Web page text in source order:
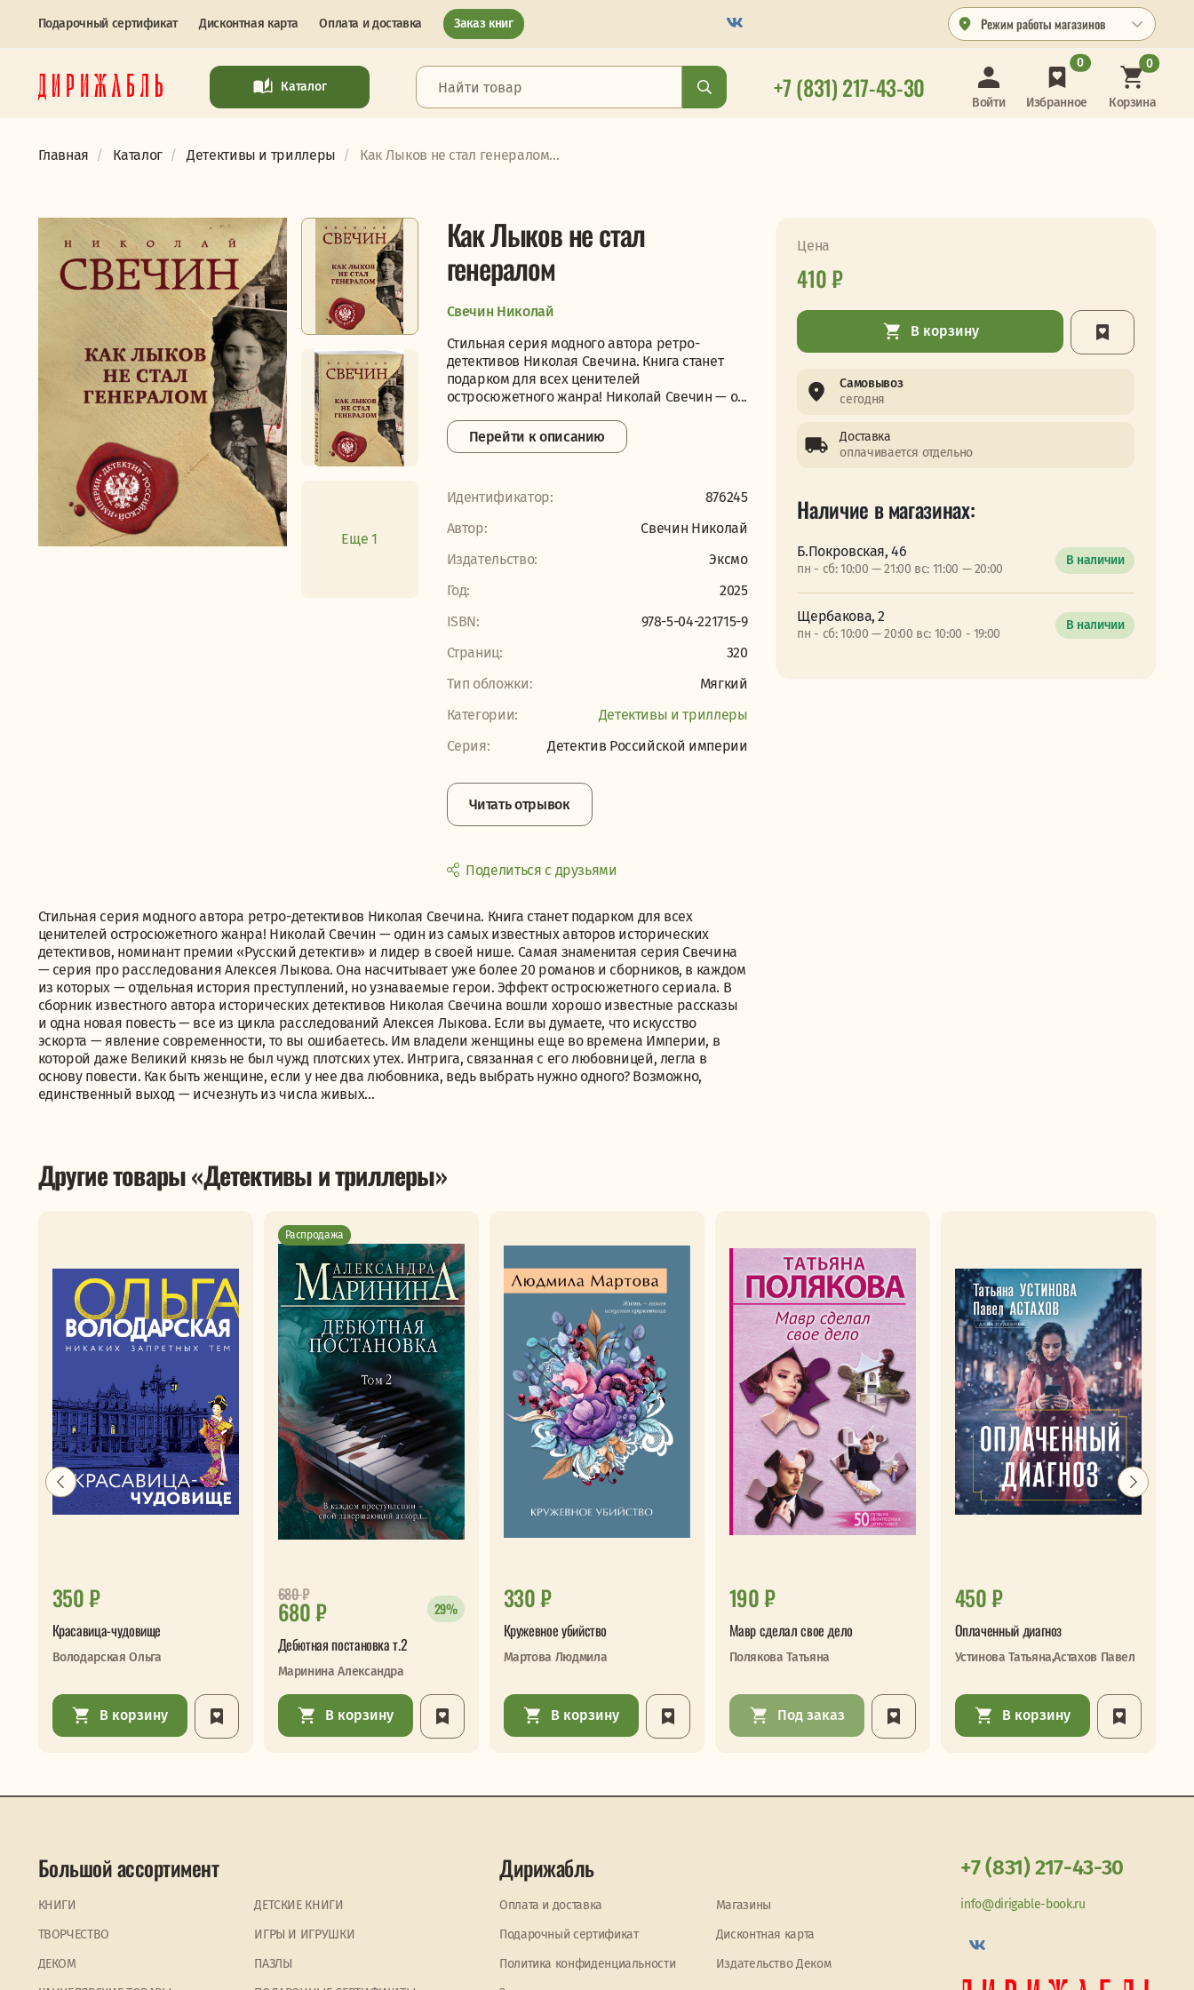
Подарочный сертификат Дисконтная карта Оплата и доставка Заказ книг Режим работы магазинов
Каталог +7 (831) 217-43-30 Войти Избранное
0
Корзина
0
Главная Каталог Детективы и триллеры Как Лыков не стал генералом...
Еще 1
Как Лыков не стал
генералом
Свечин Николай
Стильная серия модного автора ретро-
детективов Николая Свечина. Книга станет
подарком для всех ценителей
остросюжетного жанра! Николай Свечин — о...
Перейти к описанию
Идентификатор:
876245
Автор:
Свечин Николай
Издательство:
Эксмо
Год:
2025
ISBN:
978-5-04-221715-9
Страниц:
320
Тип обложки:
Мягкий
Категории:
Детективы и триллеры
Серия:
Детектив Российской империи
Читать отрывок
Поделиться с друзьями
Стильная серия модного автора ретро-детективов Николая Свечина. Книга станет подарком для всех
ценителей остросюжетного жанра! Николай Свечин — один из самых известных авторов исторических
детективов, номинант премии «Русский детектив» и лидер в своей нише. Самая знаменитая серия Свечина
— серия про расследования Алексея Лыкова. Она насчитывает уже более 20 романов и сборников, в каждом
из которых — отдельная история преступлений, но узнаваемые герои. Эффект остросюжетного сериала. В
сборник известного автора исторических детективов Николая Свечина вошли хорошо известные рассказы
и одна новая повесть — все из цикла расследований Алексея Лыкова. Если вы думаете, что искусство
эскорта — явление современности, то вы ошибаетесь. Им владели женщины еще во времена Империи, в
которой даже Великий князь не был чужд плотских утех. Интрига, связанная с его любовницей, легла в
основу повести. Как быть женщине, если у нее два любовника, ведь выбрать нужно одного? Возможно,
единственный выход — исчезнуть из числа живых...
Цена
410 ₽
В корзину
Самовывоз
сегодня
Доставка
оплачивается отдельно
Наличие в магазинах:
Б.Покровская, 46
пн - сб: 10:00 — 21:00 вс: 11:00 — 20:00
В наличии
Щербакова, 2
пн - сб: 10:00 — 20:00 вс: 10:00 - 19:00
В наличии
Другие товары «Детективы и триллеры»
350 ₽
Красавица-чудовище
Володарская Ольга
В корзину
Распродажа
680 ₽
680₽
29%
Дебютная постановка т.2
Маринина Александра
В корзину
330 ₽
Кружевное убийство
Мартова Людмила
В корзину
190 ₽
Мавр сделал свое дело
Полякова Татьяна
Под заказ
450 ₽
Оплаченный диагноз
Устинова Татьяна,Астахов Павел
В корзину
Большой ассортимент
КНИГИ
ДЕТСКИЕ КНИГИ
ТВОРЧЕСТВО
ИГРЫ И ИГРУШКИ
ДЕКОМ
ПАЗЛЫ
Дирижабль
Оплата и доставка
Магазины
Подарочный сертификат
Дисконтная карта
Политика конфиденциальности
Издательство Деком
+7 (831) 217-43-30
info@dirigable-book.ru